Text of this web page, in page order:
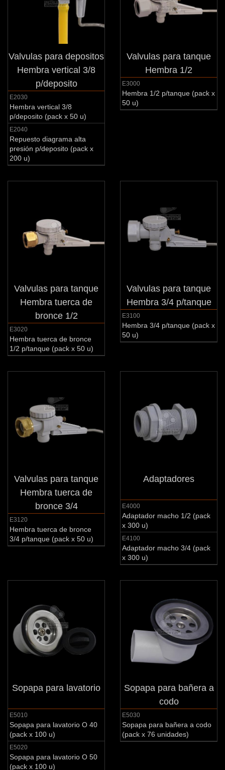
Valvulas para depositos
Hembra vertical 3/8
p/deposito
E2030
Hembra vertical 3/8
p/deposito (pack x 50 u)
E2040
Repuesto diagrama alta
presión p/deposito (pack x
200 u)
Valvulas para tanque
Hembra 1/2
E3000
Hembra 1/2 p/tanque (pack x
50 u)
Valvulas para tanque
Hembra tuerca de
bronce 1/2
E3020
Hembra tuerca de bronce
1/2 p/tanque (pack x 50 u)
Valvulas para tanque
Hembra 3/4 p/tanque
E3100
Hembra 3/4 p/tanque (pack x
50 u)
Valvulas para tanque
Hembra tuerca de
bronce 3/4
E3120
Hembra tuerca de bronce
3/4 p/tanque (pack x 50 u)
Adaptadores
E4000
Adaptador macho 1/2 (pack
x 300 u)
E4100
Adaptador macho 3/4 (pack
x 300 u)
Sopapa para lavatorio
E5010
Sopapa para lavatorio O 40
(pack x 100 u)
E5020
Sopapa para lavatorio O 50
(pack x 100 u)
Sopapa para bañera a
codo
E5030
Sopapa para bañera a codo
(pack x 76 unidades)